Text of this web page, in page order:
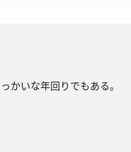
かいな年回りでもある。